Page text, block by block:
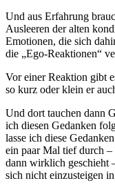
Und aus Erfahrung
Ausleeren der alten
Emotionen, die sich
die „Ego-Reaktionen“
Vor einer Reaktion gibt
so kurz oder klein er
Und dort tauchen dann
ich diesen Gedanken
lasse ich diese
ein paar Mal tief durch
dann wirklich geschieht
sich nicht einzusteigen